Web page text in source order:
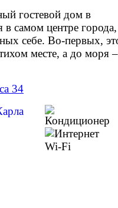
гостевой дом в
самом центре города,
себе. Во-первых,
месте, а до моря –
34